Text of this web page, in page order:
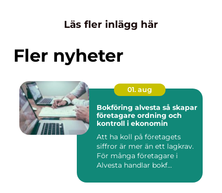
Läs fler inlägg här
Fler nyheter
01. aug
Bokföring alvesta så skapar
företagare ordning och
kontroll i ekonomin
Att ha koll på företagets
siffror är mer än ett lagkrav.
För många företagare i
Alvesta handlar bokf...